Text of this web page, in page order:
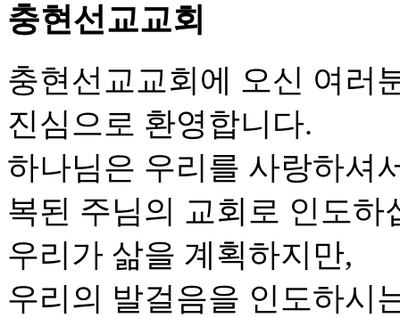
충현선교교회
충현선교교회에 오신 여러
진심으로 환영합니다.
하나님은 우리를 사랑하셔
복된 주님의 교회로 인도하
우리가 삶을 계획하지만,
우리의 발걸음을 인도하시